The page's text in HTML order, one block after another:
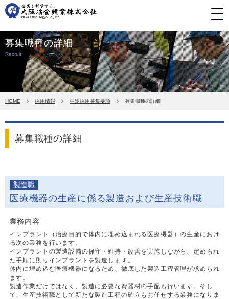
募集職種の詳細
Recruit
HOME 採用情報 中途採用募集要項 募集職種の詳細
募集職種の詳細
製造職
医療機器の生産に係る製造および生産技術職
業務内容
インプラント（治療目的で体内に埋め込まれる医療機器）の生産におけ
る次の業務を行います。
インプラントの製造設備の保守・維持・改善を実施しながら、定められ
た手順に則りインプラントを製造します。
体内に埋め込む医療機器になるため、徹底した製造工程管理が求められ
ます。
製造作業だけではなく、製造に必要な資器材の手配も行います。そし
て、生産技術職として新たな製造工程の確立もお任せする業務になりま